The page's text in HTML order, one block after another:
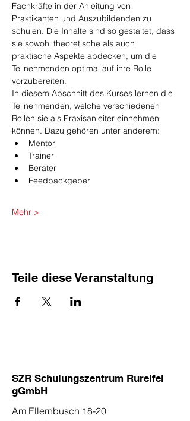
Fachkräfte in der Anleitung von
Praktikanten und Auszubildenden zu
schulen. Die Inhalte sind so gestaltet, dass
sie sowohl theoretische als auch
praktische Aspekte abdecken, um die
Teilnehmenden optimal auf ihre Rolle
vorzubereiten.
In diesem Abschnitt des Kurses lernen die
Teilnehmenden, welche verschiedenen
Rollen sie als Praxisanleiter einnehmen
können. Dazu gehören unter anderem:
Mentor
Trainer
Berater
Feedbackgeber
Mehr >
Teile diese Veranstaltung
SZR Schulungszentrum Rureifel
gGmbH
Am Ellernbusch 18-20